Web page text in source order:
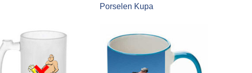
Porselen Kupa